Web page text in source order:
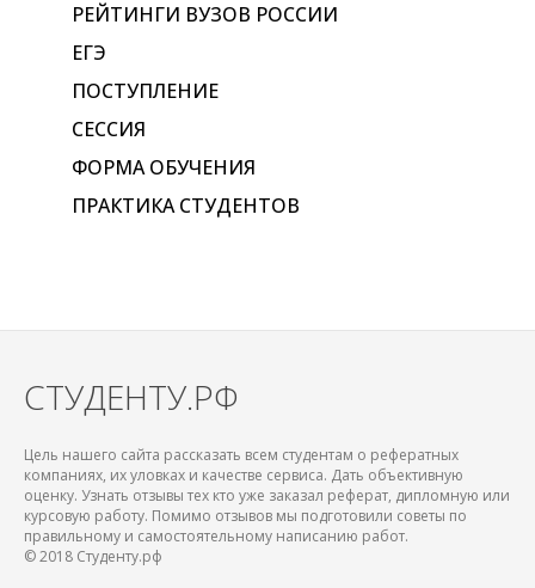
РЕЙТИНГИ ВУЗОВ РОССИИ
ЕГЭ
ПОСТУПЛЕНИЕ
СЕССИЯ
ФОРМА ОБУЧЕНИЯ
ПРАКТИКА СТУДЕНТОВ
СТУДЕНТУ.РФ
Цель нашего сайта рассказать всем студентам о рефератных
компаниях, их уловках и качестве сервиса. Дать объективную
оценку. Узнать отзывы тех кто уже заказал реферат, дипломную или
курсовую работу. Помимо отзывов мы подготовили советы по
правильному и самостоятельному написанию работ.
© 2018 Студенту.рф